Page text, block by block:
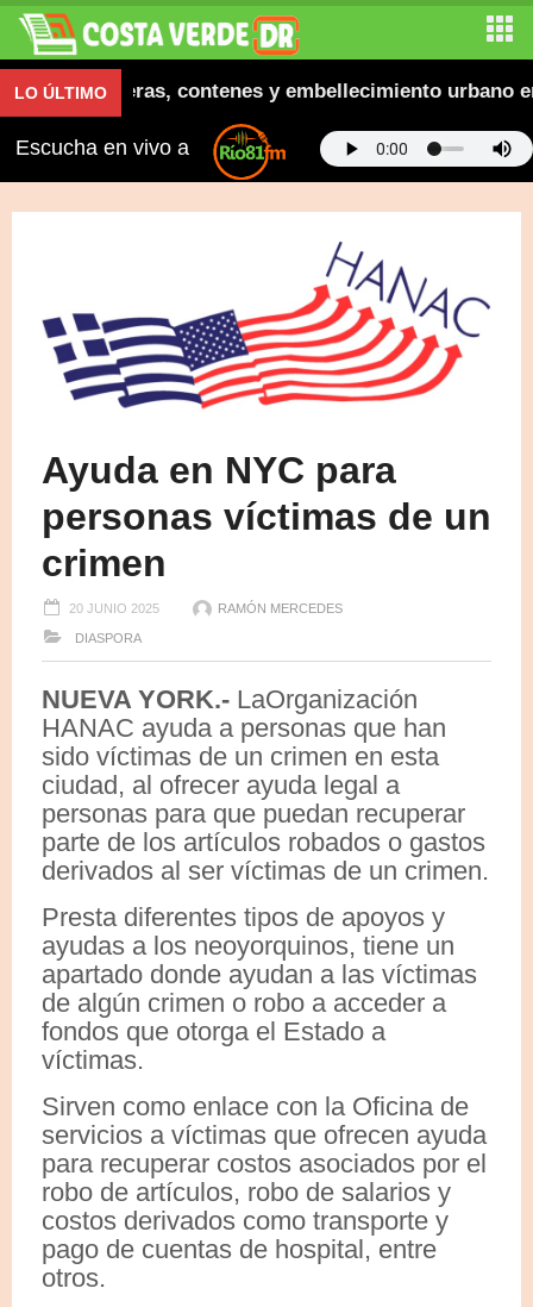
LO ÚLTIMOaceras, contenes y embellecimiento urbano en
Escucha en vivo a
Ayuda en NYC para
personas víctimas de un
crimen
20 JUNIO 2025 RAMÓN MERCEDES
DIASPORA
NUEVA YORK.- LaOrganización
HANAC ayuda a personas que han
sido víctimas de un crimen en esta
ciudad, al ofrecer ayuda legal a
personas para que puedan recuperar
parte de los artículos robados o gastos
derivados al ser víctimas de un crimen.
Presta diferentes tipos de apoyos y
ayudas a los neoyorquinos, tiene un
apartado donde ayudan a las víctimas
de algún crimen o robo a acceder a
fondos que otorga el Estado a
víctimas.
Sirven como enlace con la Oficina de
servicios a víctimas que ofrecen ayuda
para recuperar costos asociados por el
robo de artículos, robo de salarios y
costos derivados como transporte y
pago de cuentas de hospital, entre
otros.